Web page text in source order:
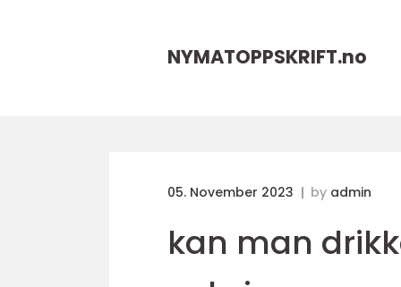
NYMATOPPSKRIFT.no
05. November 2023 by admin
kan man